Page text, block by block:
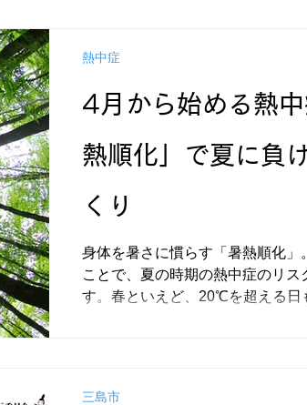
整骨院 施術
不妊 一般整体 慢性痛 睡
女性のお悩み
4月から始める熱
熱順化」で夏に負
くり
身体を暑さに慣らす「暑熱順化」
ことで、夏の時期の熱中症のリス
す。春といえど、20℃を超える日
熱中症
三島市